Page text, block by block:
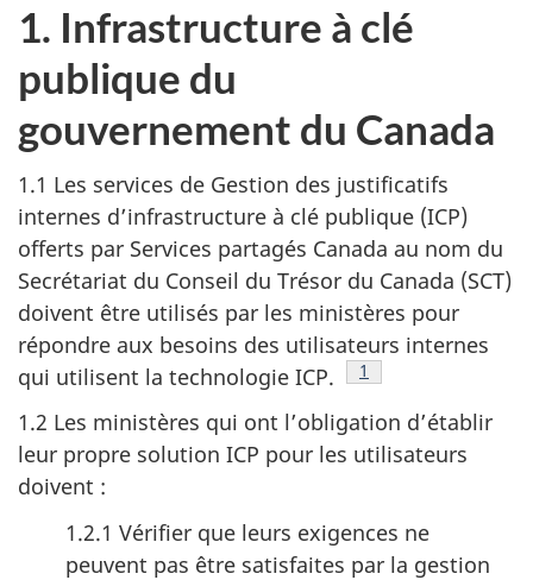
1. Infrastructure à clé
publique du
gouvernement du Canada
1.1 Les services de Gestion des justificatifs
internes d’infrastructure à clé publique (ICP)
offerts par Services partagés Canada au nom du
Secrétariat du Conseil du Trésor du Canada (SCT)
doivent être utilisés par les ministères pour
répondre aux besoins des utilisateurs internes
qui utilisent la technologie ICP.
Note en bas de page
1
1.2 Les ministères qui ont l’obligation d’établir
leur propre solution ICP pour les utilisateurs
doivent :
1.2.1 Vérifier que leurs exigences ne
peuvent pas être satisfaites par la gestion